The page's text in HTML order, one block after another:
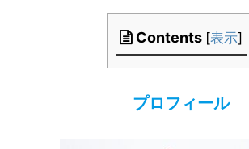
Contents [表示]
プロフィール